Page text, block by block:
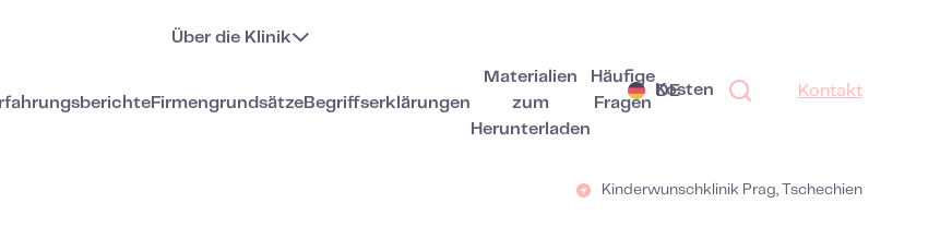
Über die Klinik
Firmengrundsätze Begriffserklärungen
Materialien
zum
Herunterladen
Häufige
Fragen
Kosten
DE Kontakt
Kinderwunschklinik Prag, Tschechien